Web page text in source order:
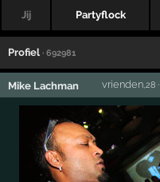
Jij Partyflock
Profiel · 692981
Mike Lachman vrienden,28·